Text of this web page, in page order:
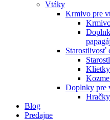
Vtáky
Krmivo pre
Starostlivosť
Klietky
Doplnky pre
Blog
Predajne